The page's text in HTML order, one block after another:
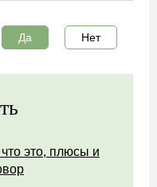
Да Нет
что это, плюсы и